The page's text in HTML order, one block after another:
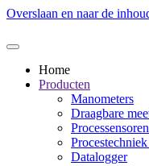
Overslaan en naar de
Home
Producten
Manometers
Draagbare
Datalogger